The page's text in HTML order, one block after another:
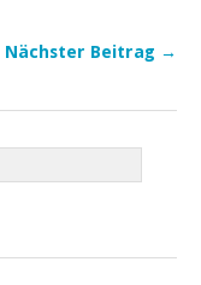
Nächster Beitrag →